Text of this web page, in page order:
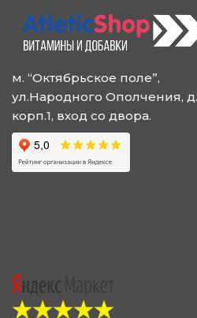
м. “Октябрьское поле”,
ул.Народного Ополчения,
корп.1, вход со двора.